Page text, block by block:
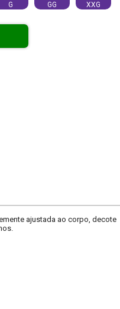
G GG XXG
ajustada ao corpo, decote